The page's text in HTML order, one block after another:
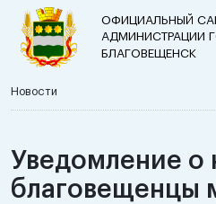
ОФИЦИАЛЬНЫЙ
АДМИНИСТРАЦИИ
БЛАГОВЕЩЕНСК
Новости
Уведомление о
благовещенцы